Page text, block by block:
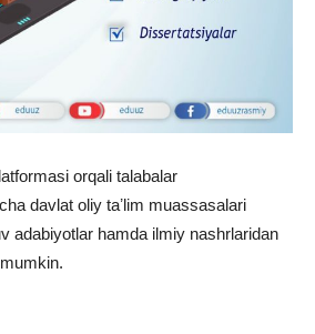
orqali talabalar
davlat oliy taʼlim muassasalari
adabiyotlar hamda ilmiy nashrlaridan